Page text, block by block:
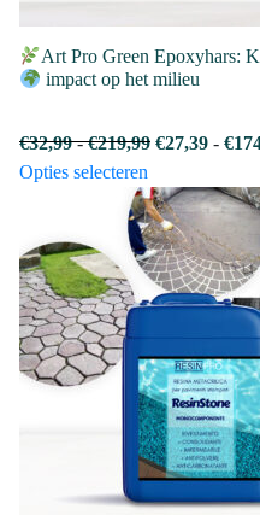
Art Pro Green Epoxyhars:
impact op het milieu
€32,99 - €219,99Prijsklasse:
tot
€219,99
€27,39 - €
Opties selecteren
product
heeft
meerdere
variaties.
Deze
kan
gekozen
worden
op